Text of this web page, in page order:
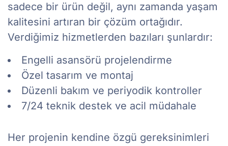
sadece bir ürün değil, aynı zamanda yaşam
kalitesini artıran bir çözüm ortağıdır.
Verdiğimiz hizmetlerden bazıları şunlardır:
Engelli asansörü projelendirme
Özel tasarım ve montaj
Düzenli bakım ve periyodik kontroller
7/24 teknik destek ve acil müdahale
Her projenin kendine özgü gereksinimleri